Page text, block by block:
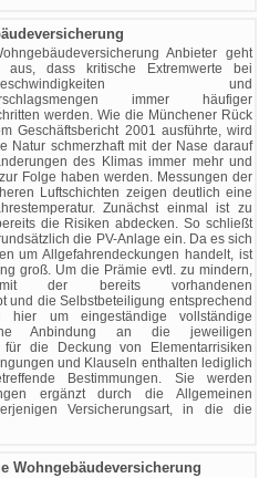
Anbieter geht
aus, dass kritische Extremwerte bei
und
immer häufiger
werden. Wie die Münchener Rück
Geschäftsbericht 2001 ausführte, wird
Natur schmerzhaft mit der Nase darauf
des Klimas immer mehr und
Folge haben werden. Messungen der
Luftschichten zeigen deutlich eine
Zunächst einmal ist zu
die Risiken abdecken. So schließt
die PV-Anlage ein. Da es sich
um Allgefahrendeckungen handelt, ist
groß. Um die Prämie evtl. zu mindern,
der bereits vorhandenen
und die Selbstbeteiligung entsprechend
um eingeständige vollständige
Anbindung an die jeweiligen
die Deckung von Elementarrisiken
und Klauseln enthalten lediglich
Bestimmungen. Sie werden
ergänzt durch die Allgemeinen
Versicherungsart, in die die
Wohngebäudeversicherung